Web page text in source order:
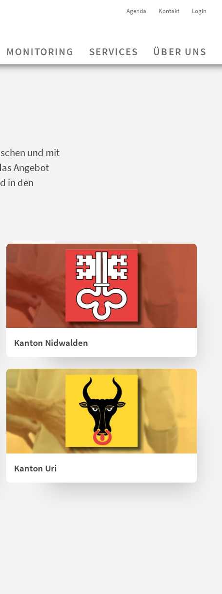
Agenda Kontakt Login
MONITORING SERVICES ÜBER UNS
und mit
Angebot
in den
Kanton Nidwalden
Kanton Uri